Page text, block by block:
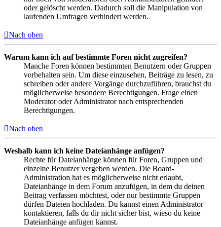
oder gelöscht werden. Dadurch soll die Manipulation von
laufenden Umfragen verhindert werden.
Nach oben
Warum kann ich auf bestimmte Foren nicht zugreifen?
Manche Foren können bestimmten Benutzern oder Gruppen
vorbehalten sein. Um diese einzusehen, Beiträge zu lesen, zu
schreiben oder andere Vorgänge durchzuführen, brauchst du
möglicherweise besondere Berechtigungen. Frage einen
Moderator oder Administrator nach entsprechenden
Berechtigungen.
Nach oben
Weshalb kann ich keine Dateianhänge anfügen?
Rechte für Dateianhänge können für Foren, Gruppen und
einzelne Benutzer vergeben werden. Die Board-
Administration hat es möglicherweise nicht erlaubt,
Dateianhänge in dem Forum anzufügen, in dem du deinen
Beitrag verfassen möchtest, oder nur bestimmte Gruppen
dürfen Dateien hochladen. Du kannst einen Administrator
kontaktieren, falls du dir nicht sicher bist, wieso du keine
Dateianhänge anfügen kannst.